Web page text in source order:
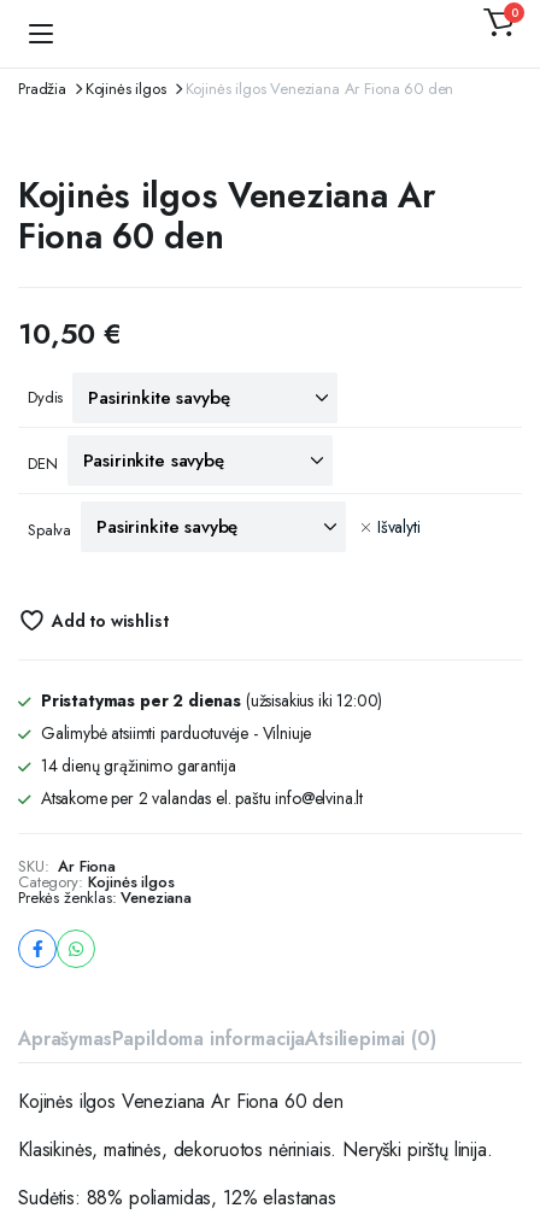
0
Pradžia Kojinės ilgos Kojinės ilgos Veneziana Ar Fiona 60 den
Kojinės ilgos Veneziana Ar
Fiona 60 den
10,50€
Dydis
DEN
Spalva Išvalyti
Add to wishlist
Pristatymas per 2 dienas (užsisakius iki 12:00)
Galimybė atsiimti parduotuvėje - Vilniuje
14 dienų grąžinimo garantija
Atsakome per 2 valandas el. paštu info@elvina.lt
SKU: Ar Fiona
Category: Kojinės ilgos
Prekės ženklas:Veneziana
AprašymasPapildoma informacijaAtsiliepimai (0)
Kojinės ilgos Veneziana Ar Fiona 60 den
Klasikinės, matinės, dekoruotos nėriniais. Neryški pirštų linija.
Sudėtis: 88% poliamidas, 12% elastanas